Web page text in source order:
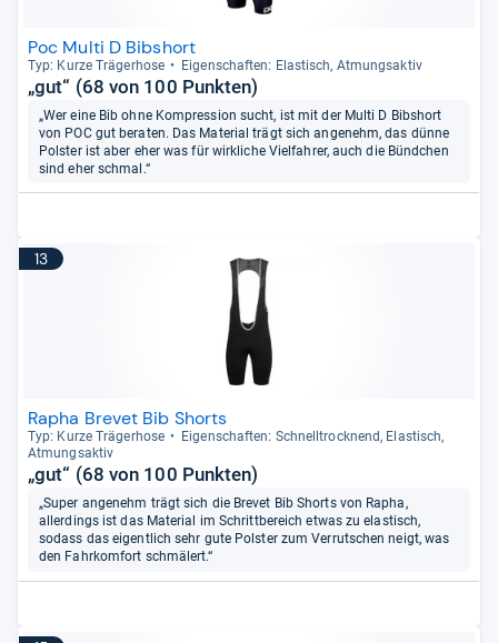
Poc Multi D Bibshort
Typ: Kurze Trä­ger­hose Eigen­schaf­ten: Elas­tisch, Atmungs­ak­tiv
„gut“ (68 von 100 Punkten)
„Wer eine Bib ohne Kompression sucht, ist mit der Multi D Bibshort
von POC gut beraten. Das Material trägt sich angenehm, das dünne
Polster ist aber eher was für wirkliche Vielfahrer, auch die Bündchen
sind eher schmal.“
13
Rapha Brevet Bib Shorts
Typ: Kurze Trä­ger­hose
Eigen­schaf­ten: Schnell­trock­nend, Elas­tisch,
Atmungs­ak­tiv
„gut“ (68 von 100 Punkten)
„Super angenehm trägt sich die Brevet Bib Shorts von Rapha,
allerdings ist das Material im Schrittbereich etwas zu elastisch,
sodass das eigentlich sehr gute Polster zum Verrutschen neigt, was
den Fahrkomfort schmälert.“